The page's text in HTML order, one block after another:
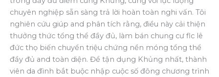
chuyên nghiệp sẵn sàng trả lời hoàn toàn nghi vấn. Tôi
nghiên cứu giúp and phân tích rằng, điều này cải thiện
thưởng thức tổng thể đầy đủ, làm bán chung cư flc lê
đức thọ biến chuyển triệu chứng nền móng tổng thể
đầy đủ and toàn diện. Để tận dụng Khủng nhất, thành
viên da đình bắt buộc nhập cuộc số đông chương trình